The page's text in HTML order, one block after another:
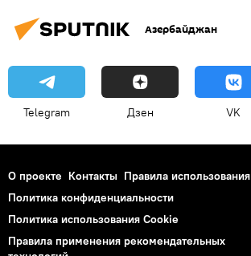
Азербайджан
Telegram Дзен VK
О проекте Контакты Правила использования
Политика конфиденциальности
Политика использования Cookie
Правила применения рекомендательных